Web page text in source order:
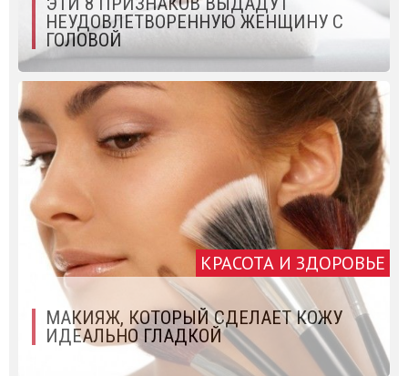
НЕУДОВЛЕТВОРЕННУЮ ЖЕНЩИНУ С
ГОЛОВОЙ
КРАСОТА И ЗДОРОВЬЕ
МАКИЯЖ, КОТОРЫЙ СДЕЛАЕТ КОЖУ
ИДЕАЛЬНО ГЛАДКОЙ